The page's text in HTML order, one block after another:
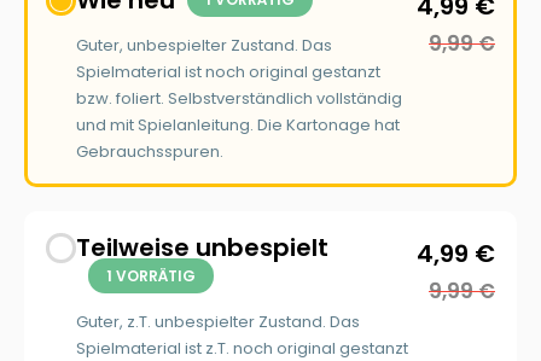
Guter, unbespielter Zustand. Das
Spielmaterial ist noch original gestanzt
bzw. foliert. Selbstverständlich vollständig
und mit Spielanleitung. Die Kartonage hat
Gebrauchsspuren.
9,99€
Teilweise unbespielt
1 VORRÄTIG
Guter, z.T. unbespielter Zustand. Das
Spielmaterial ist z.T. noch original gestanzt
4,99 €
9,99€